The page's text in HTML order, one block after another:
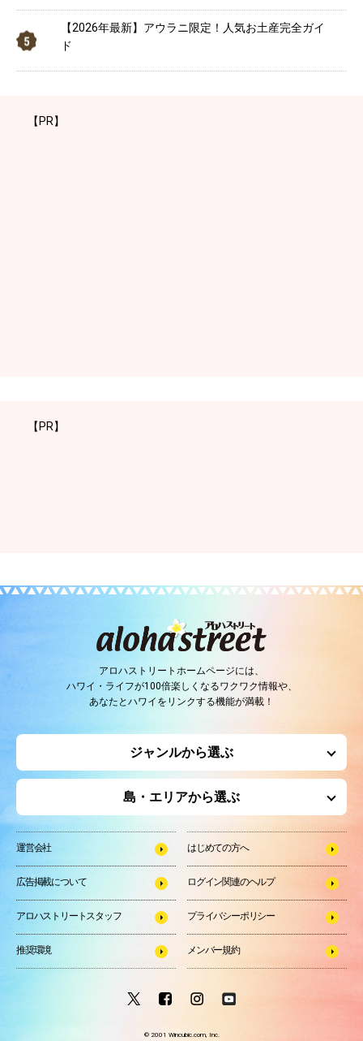
【2026年最新】アウラニ限定！人気お土産完全ガイ
ド
【PR】
【PR】
アロハストリートホームページには、
ハワイ・ライフが100倍楽しくなるワクワク情報や、
あなたとハワイをリンクする機能が満載！
ジャンルから選ぶ
島・エリアから選ぶ
運営会社 はじめての方へ
広告掲載について ログイン関連のヘルプ
アロハストリートスタッフ プライバシーポリシー
推奨環境 メンバー規約
© 2001 Wincubic.com, Inc.